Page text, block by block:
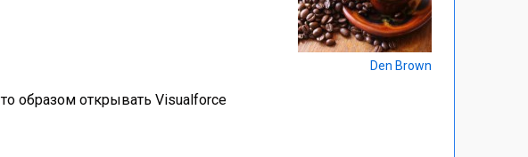
образом открывать Visualforce
Den Brown